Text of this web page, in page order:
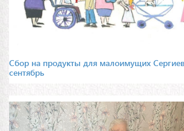
Сбор на продукты для малоимущих
сентябрь